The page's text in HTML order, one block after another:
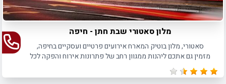
מלון סאטורי שבת חתן - חיפה
סאטורי, מלון בוטיק המארח אירועים פרטיים ועסקיים בחיפה,
מזמין גם אתכם ליהנות ממגוון רחב של פתרונות אירוח והפקה לכל